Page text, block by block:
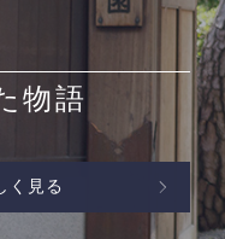
物語
く見る